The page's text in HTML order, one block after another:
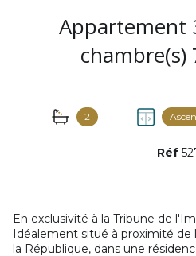
Appartement 3 pièce(s) 2
2
Réf
En exclusivité à la Tribune de
Idéalement situé à proximité de
la République, dans une